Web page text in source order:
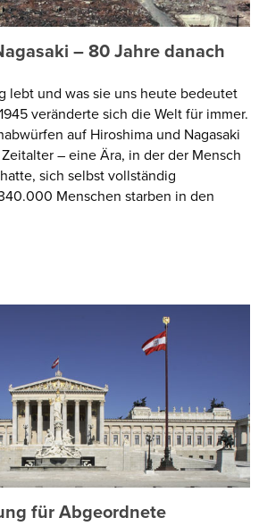
– 80 Jahre danach
lebt und was sie uns heute bedeutet
veränderte sich die Welt für immer.
auf Hiroshima und Nagasaki
– eine Ära, in der der Mensch
sich selbst vollständig
Menschen starben in den
für Abgeordnete